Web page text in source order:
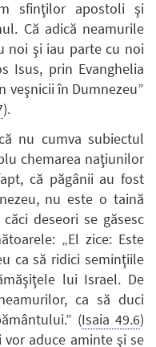
sfinţilor apostoli şi
Că adică neamurile
noi şi iau parte cu noi
Isus, prin Evanghelia
veşnicii în Dumnezeu”
).
nu cumva subiectul
chemarea naţiunilor
că păgânii au fost
nu este o taină
deseori se găsesc
„El zice: Este
ca să ridici seminţiile
lui Israel. De
ca să duci
(Isaia 49.6)
aduce aminte şi se